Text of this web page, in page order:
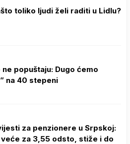
toliko ljudi želi raditi u Lidlu?
popuštaju: Dugo ćemo
na 40 stepeni
za penzionere u Srpskoj:
veće za 3,55 odsto, stiže i do